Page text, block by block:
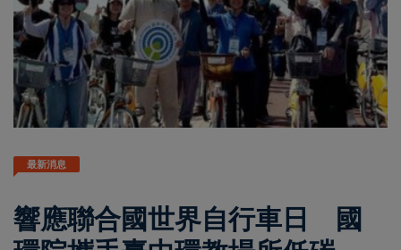
最新消息
響應聯合國世界自行車日 國